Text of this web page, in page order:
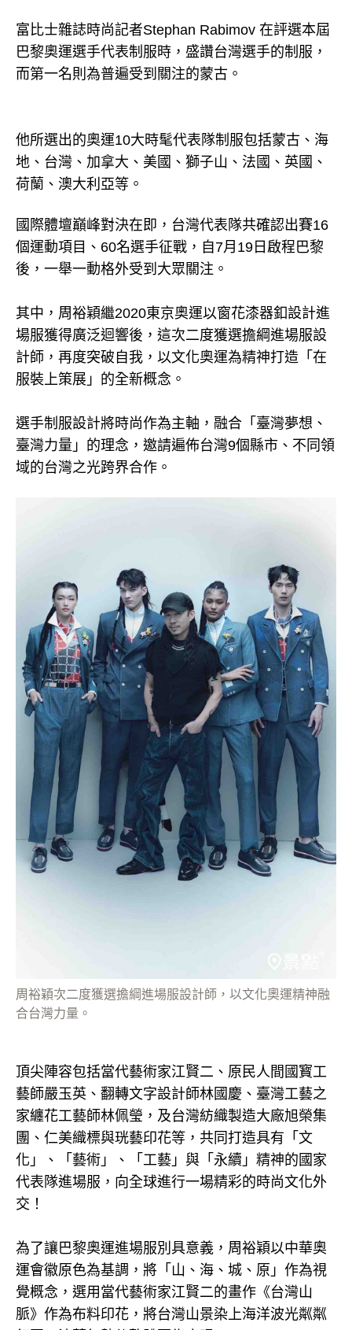
富比士雜誌時尚記者Stephan Rabimov 在評選本屆
巴黎奧運選手代表制服時，盛讚台灣選手的制服，
而第一名則為普遍受到關注的蒙古。
他所選出的奧運10大時髦代表隊制服包括蒙古、海
地、台灣、加拿大、美國、獅子山、法國、英國、
荷蘭、澳大利亞等。
國際體壇巔峰對決在即，台灣代表隊共確認出賽16
個運動項目、60名選手征戰，自7月19日啟程巴黎
後，一舉一動格外受到大眾關注。
其中，周裕穎繼2020東京奧運以窗花漆器釦設計進
場服獲得廣泛迴響後，這次二度獲選擔綱進場服設
計師，再度突破自我，以文化奧運為精神打造「在
服裝上策展」的全新概念。
選手制服設計將時尚作為主軸，融合「臺灣夢想、
臺灣力量」的理念，邀請遍佈台灣9個縣市、不同領
域的台灣之光跨界合作。
周裕穎次二度獲選擔綱進場服設計師，以文化奧運精神融
合台灣力量。
頂尖陣容包括當代藝術家江賢二、原民人間國寳工
藝師嚴玉英、翻轉文字設計師林國慶、臺灣工藝之
家纏花工藝師林佩瑩，及台灣紡織製造大廠旭榮集
團、仁美織標與珖藝印花等，共同打造具有「文
化」、「藝術」、「工藝」與「永續」精神的國家
代表隊進場服，向全球進行一場精彩的時尚文化外
交！
為了讓巴黎奧運進場服別具意義，周裕穎以中華奧
運會徽原色為基調，將「山、海、城、原」作為視
覺概念，選用當代藝術家江賢二的畫作《台灣山
脈》作為布料印花，將台灣山景染上海洋波光粼粼